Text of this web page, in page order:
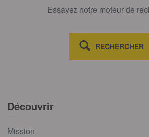
Essayez notre moteur de
RECHERCHER
Découvrir
Mission